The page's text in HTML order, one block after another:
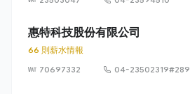
惠特科技股份有限公司
66 則薪水情報
70697332
04-23502319#289